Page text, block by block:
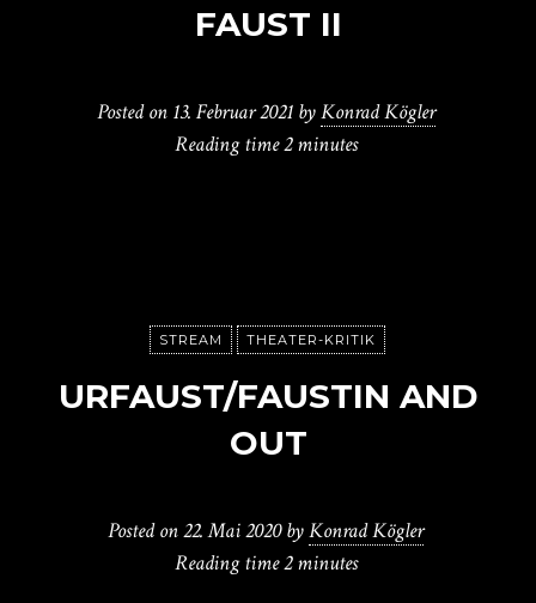
FAUST II
Posted on 13. Februar 2021 byKonrad Kögler
Reading time2 minutes
STREAM THEATER-KRITIK
URFAUST/FAUSTIN AND
OUT
Posted on22. Mai 2020 byKonrad Kögler
Reading time2 minutes